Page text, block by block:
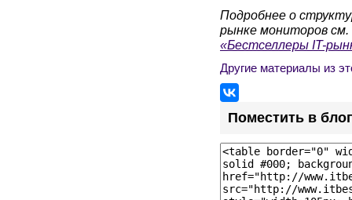
Подробнее о
рынке мониторов
«Бестселлеры IT-
Другие материалы из
Поместить в блог